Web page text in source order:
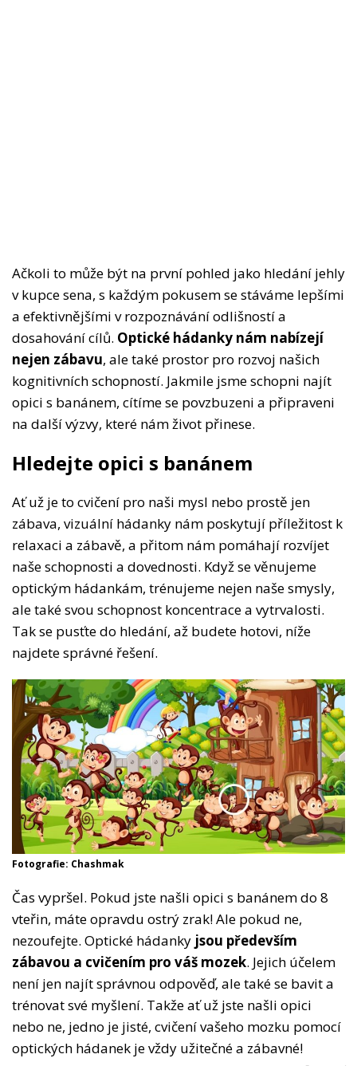
Ačkoli to může být na první pohled jako hledání jehly
v kupce sena, s každým pokusem se stáváme lepšími
a efektivnějšími v rozpoznávání odlišností a
dosahování cílů. Optické hádanky nám nabízejí
nejen zábavu, ale také prostor pro rozvoj našich
kognitivních schopností. Jakmile jsme schopni najít
opici s banánem, cítíme se povzbuzeni a připraveni
na další výzvy, které nám život přinese.
Hledejte opici s banánem
Ať už je to cvičení pro naši mysl nebo prostě jen
zábava, vizuální hádanky nám poskytují příležitost k
relaxaci a zábavě, a přitom nám pomáhají rozvíjet
naše schopnosti a dovednosti. Když se věnujeme
optickým hádankám, trénujeme nejen naše smysly,
ale také svou schopnost koncentrace a vytrvalosti.
Tak se pusťte do hledání, až budete hotovi, níže
najdete správné řešení.
Fotografie: Chashmak
Čas vypršel. Pokud jste našli opici s banánem do 8
vteřin, máte opravdu ostrý zrak! Ale pokud ne,
nezoufejte. Optické hádanky jsou především
zábavou a cvičením pro váš mozek. Jejich účelem
není jen najít správnou odpověď, ale také se bavit a
trénovat své myšlení. Takže ať už jste našli opici
nebo ne, jedno je jisté, cvičení vašeho mozku pomocí
optických hádanek je vždy užitečné a zábavné!